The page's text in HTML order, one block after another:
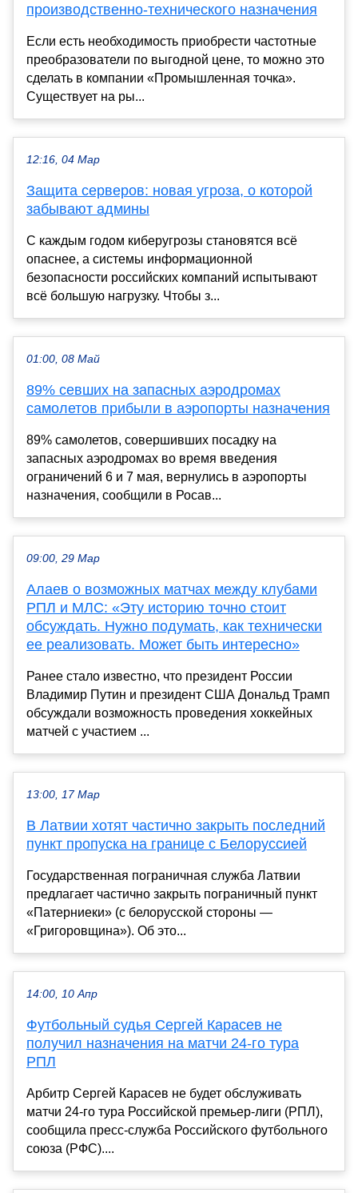
производственно-технического назначения
Если есть необходимость приобрести частотные
преобразователи по выгодной цене, то можно это
сделать в компании «Промышленная точка».
Существует на ры...
12:16, 04 Мар
Защита серверов: новая угроза, о которой
забывают админы
С каждым годом киберугрозы становятся всё
опаснее, а системы информационной
безопасности российских компаний испытывают
всё большую нагрузку. Чтобы з...
01:00, 08 Май
89% севших на запасных аэродромах
самолетов прибыли в аэропорты назначения
89% самолетов, совершивших посадку на
запасных аэродромах во время введения
ограничений 6 и 7 мая, вернулись в аэропорты
назначения, сообщили в Росав...
09:00, 29 Мар
Алаев о возможных матчах между клубами
РПЛ и МЛС: «Эту историю точно стоит
обсуждать. Нужно подумать, как технически
ее реализовать. Может быть интересно»
Ранее стало известно, что президент России
Владимир Путин и президент США Дональд Трамп
обсуждали возможность проведения хоккейных
матчей с участием ...
13:00, 17 Мар
В Латвии хотят частично закрыть последний
пункт пропуска на границе с Белоруссией
Государственная пограничная служба Латвии
предлагает частично закрыть пограничный пункт
«Патерниеки» (с белорусской стороны —
«Григоровщина»). Об это...
14:00, 10 Апр
Футбольный судья Сергей Карасев не
получил назначения на матчи 24-го тура
РПЛ
Арбитр Сергей Карасев не будет обслуживать
матчи 24-го тура Российской премьер-лиги (РПЛ),
сообщила пресс-служба Российского футбольного
союза (РФС)....